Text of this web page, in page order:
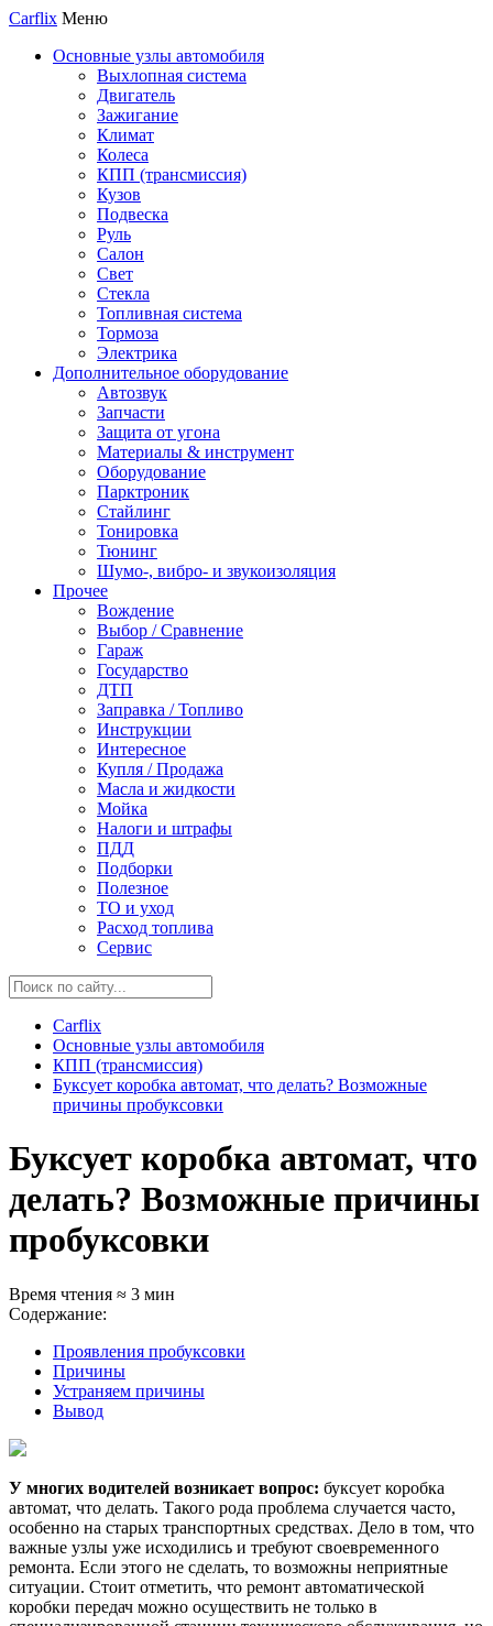
Carflix Меню
Основные узлы автомобиля
Выхлопная система
Двигатель
Зажигание
Климат
Колеса
КПП (трансмиссия)
Кузов
Подвеска
Руль
Салон
Свет
Стекла
Топливная система
Тормоза
Электрика
Дополнительное оборудование
Автозвук
Запчасти
Защита от угона
Материалы & инструмент
Оборудование
Парктроник
Стайлинг
Тонировка
Тюнинг
Шумо-, вибро- и звукоизоляция
Прочее
Вождение
Выбор / Сравнение
Гараж
Государство
ДТП
Заправка / Топливо
Инструкции
Интересное
Купля / Продажа
Масла и жидкости
Мойка
Налоги и штрафы
ПДД
Подборки
Полезное
ТО и уход
Расход топлива
Сервис
Carflix
Основные узлы автомобиля
КПП (трансмиссия)
Буксует коробка автомат, что делать? Возможные
причины пробуксовки
Буксует коробка автомат, что
делать? Возможные причины
пробуксовки
Время чтения ≈ 3 мин
Содержание:
Проявления пробуксовки
Причины
Устраняем причины
Вывод
У многих водителей возникает вопрос: буксует коробка
автомат, что делать. Такого рода проблема случается часто,
особенно на старых транспортных средствах. Дело в том, что
важные узлы уже исходились и требуют своевременного
ремонта. Если этого не сделать, то возможны неприятные
ситуации. Стоит отметить, что ремонт автоматической
коробки передач можно осуществить не только в